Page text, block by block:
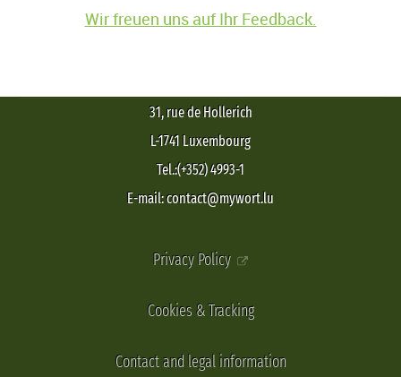
Wir freuen uns auf Ihr Feedback.
31, rue de Hollerich
L-1741 Luxembourg
Tel.:(+352) 4993-1
E-mail: contact@mywort.lu
Privacy Policy
Cookies & Tracking
Contact and legal information